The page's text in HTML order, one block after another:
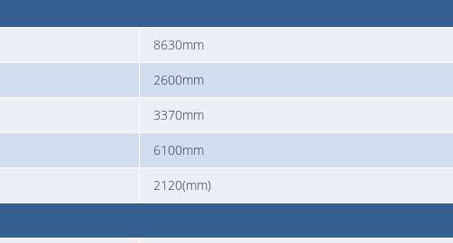
8630mm
2600mm
3370mm
6100mm
2120(mm)